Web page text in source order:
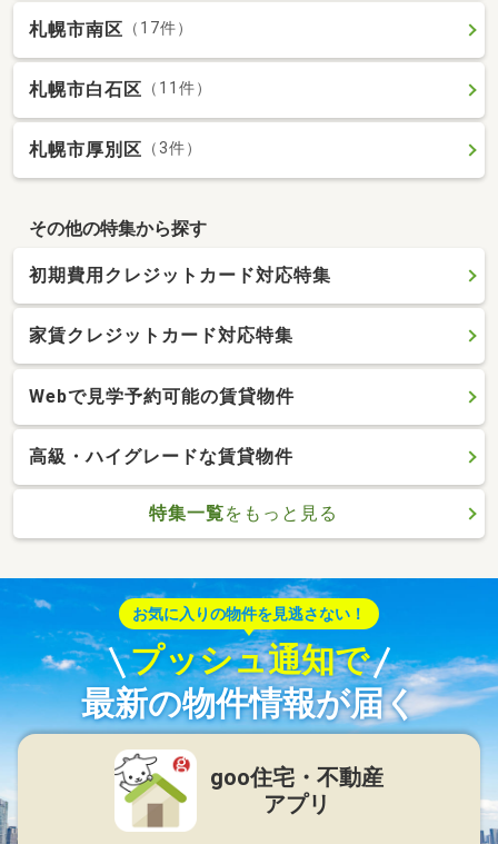
札幌市南区 （17件）
札幌市白石区 （11件）
札幌市厚別区 （3件）
その他の特集から探す
初期費用クレジットカード対応特集
家賃クレジットカード対応特集
Webで見学予約可能の賃貸物件
高級・ハイグレードな賃貸物件
特集一覧をもっと見る
お気に入りの物件を見逃さない！
プッシュ通知で
最新の物件情報が届く
goo住宅・不動産
アプリ